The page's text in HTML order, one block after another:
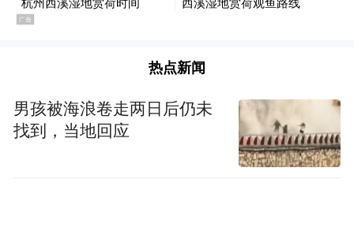
若是身着汉服、旗袍，蒲扇轻摇，一步一景
围感满分的古风大片。游客还可登顶步云塔
远眺，百亩荷塘尽收眼底，满眼青绿，远离
城市喧嚣。
热点新闻
男孩被海浪卷走两日后仍未
找到，当地回应